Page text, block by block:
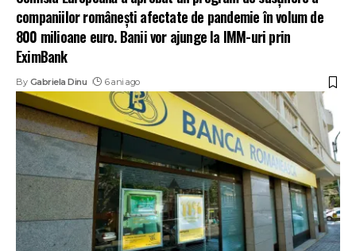
companiilor românești afectate de pandemie în volum de
800 milioane euro. Banii vor ajunge la IMM-uri prin
EximBank
By Gabriela Dinu 6 ani ago